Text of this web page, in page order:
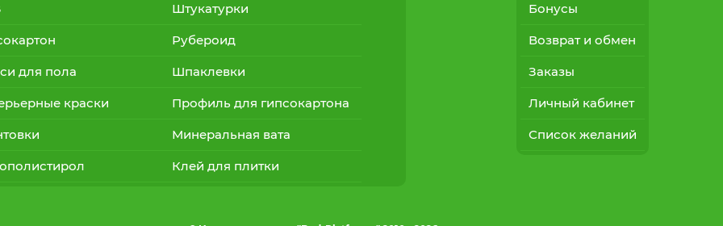
Штукатурки
Рубероид
для пола Шпаклевки
краски Профиль для гипсокартона
Минеральная вата
Клей для плитки
Бонусы
Возврат и обмен
Заказы
Личный кабинет
Список желаний